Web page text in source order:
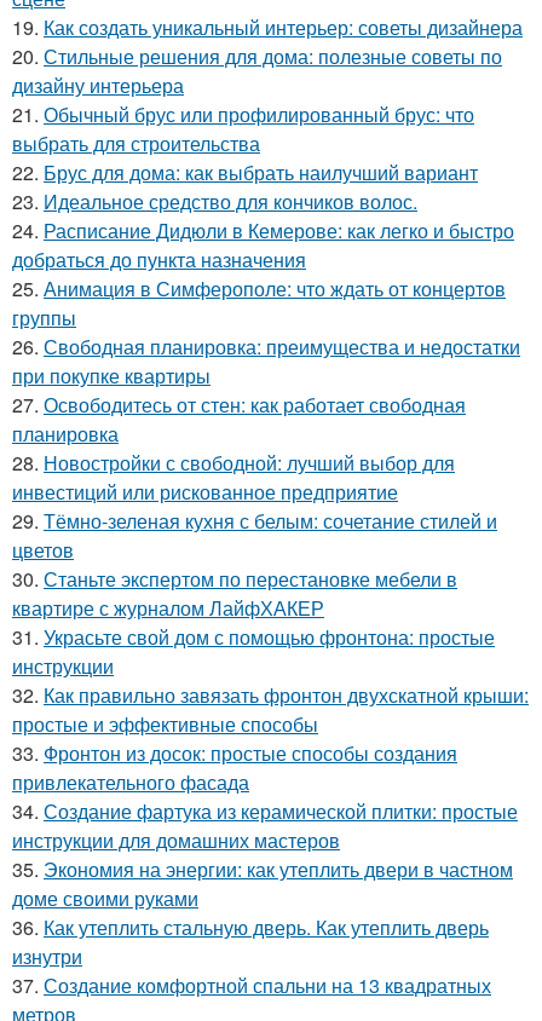
19. Как создать уникальный интерьер: советы дизайнера
20. Стильные решения для дома: полезные советы по
дизайну интерьера
21. Обычный брус или профилированный брус: что
выбрать для строительства
22. Брус для дома: как выбрать наилучший вариант
23. Идеальное средство для кончиков волос.
24. Расписание Дидюли в Кемерове: как легко и быстро
добраться до пункта назначения
25. Анимация в Симферополе: что ждать от концертов
группы
26. Свободная планировка: преимущества и недостатки
при покупке квартиры
27. Освободитесь от стен: как работает свободная
планировка
28. Новостройки с свободной: лучший выбор для
инвестиций или рискованное предприятие
29. Тёмно-зеленая кухня с белым: сочетание стилей и
цветов
30. Станьте экспертом по перестановке мебели в
квартире с журналом ЛайфХАКЕР
31. Украсьте свой дом с помощью фронтона: простые
инструкции
32. Как правильно завязать фронтон двухскатной крыши:
простые и эффективные способы
33. Фронтон из досок: простые способы создания
привлекательного фасада
34. Создание фартука из керамической плитки: простые
инструкции для домашних мастеров
35. Экономия на энергии: как утеплить двери в частном
доме своими руками
36. Как утеплить стальную дверь. Как утеплить дверь
изнутри
37. Создание комфортной спальни на 13 квадратных
метров